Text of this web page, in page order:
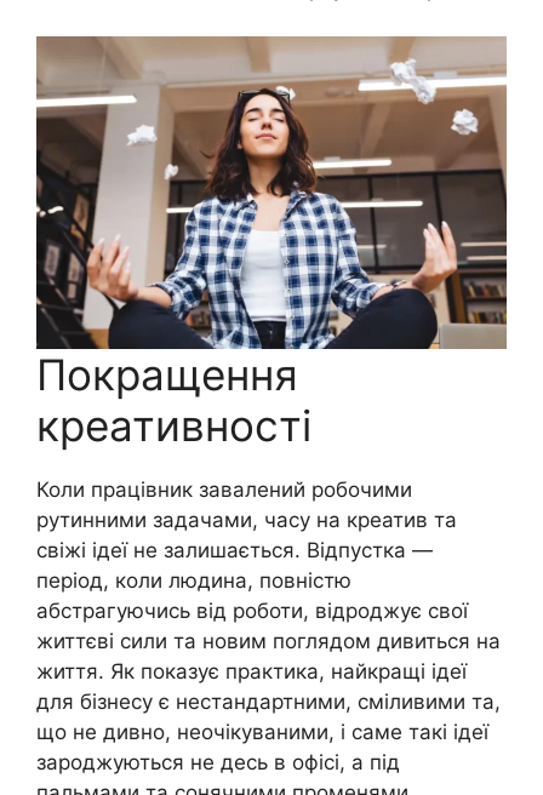
Покращення
креативності
Коли працівник завалений робочими
рутинними задачами, часу на креатив та
свіжі ідеї не залишається. Відпустка —
період, коли людина, повністю
абстрагуючись від роботи, відроджує свої
життєві сили та новим поглядом дивиться на
життя. Як показує практика, найкращі ідеї
для бізнесу є нестандартними, сміливими та,
що не дивно, неочікуваними, і саме такі ідеї
зароджуються не десь в офісі, а під